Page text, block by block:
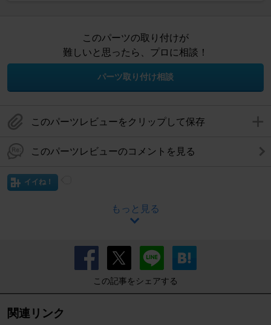
このパーツの取り付けが
難しいと思ったら、プロに相談！
パーツ取り付け相談
このパーツレビューをクリップして保存
このパーツレビューのコメントを見る
イイね！
もっと見る
この記事をシェアする
関連リンク